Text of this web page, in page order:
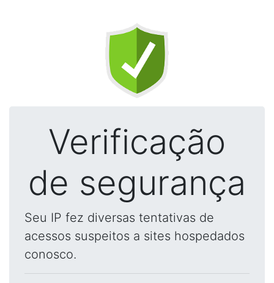
Verificação
de segurança
Seu IP fez diversas tentativas de
acessos suspeitos a sites hospedados
conosco.